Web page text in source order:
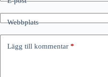
Webbplats
Lägg till kommentar *